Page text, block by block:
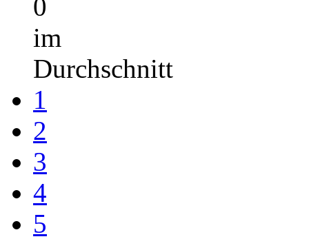
0
im
Durchschnitt
1
2
3
4
5